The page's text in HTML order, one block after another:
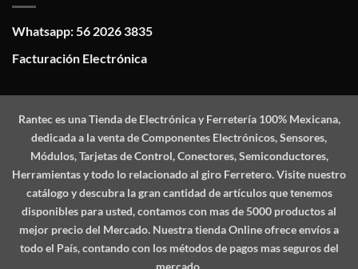
Whatsapp: 56 2026 3835
Facturación Electrónica
Ranteces una Tienda de Electrónica y Ferretería 100% Mexicana,
dedicada a la venta de Componentes Electrónicos, Sensores,
Módulos, Tarjetas de Control, Conectores, Semiconductores,
Herramientas y todo lo relacionado al giro Ferretero. Visite nuestro
catálogo y descubra la gran cantidad de artículos que tenemos
disponibles para usted, contamos con mas de 5000 productos al
mejor precio del Mercado. Nuestra tienda Online ofrece envíos a
todo el País, contando con los métodos de pagos mas seguros del
mercado.